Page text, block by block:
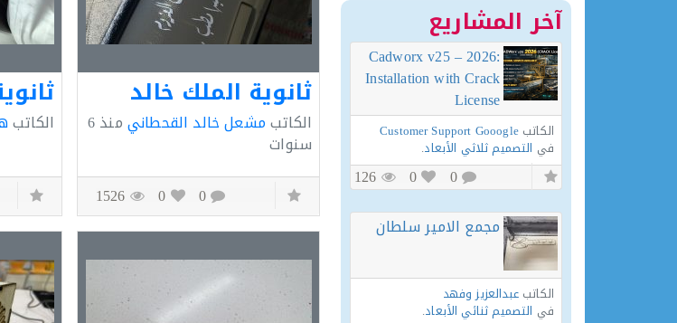
ثانوية الملك خالد
الكاتبمشعل خالد القحطانيمنذ6
سنوات
0
الكاتب
آخر المشاريع
Cadworx v25 – 2026:
Installation with Crack
License
الكاتبCustomer Support Gooogle
في التصميم ثلاثي الأبعاد.
0
0
مجمع الامير سلطان
الكاتبعبدالعزيز وفهد
في التصميم ثنائي الأبعاد.